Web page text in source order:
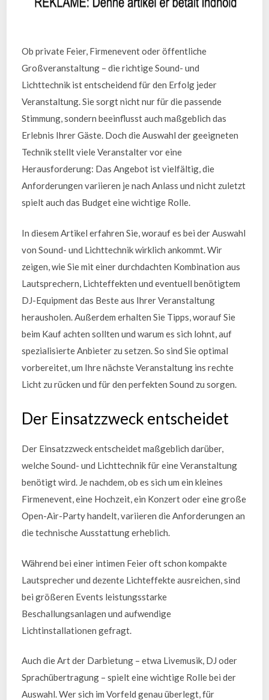
Ob private Feier, Firmenevent oder öffentliche
Großveranstaltung – die richtige Sound- und
Lichttechnik ist entscheidend für den Erfolg jeder
Veranstaltung. Sie sorgt nicht nur für die passende
Stimmung, sondern beeinflusst auch maßgeblich das
Erlebnis Ihrer Gäste. Doch die Auswahl der geeigneten
Technik stellt viele Veranstalter vor eine
Herausforderung: Das Angebot ist vielfältig, die
Anforderungen variieren je nach Anlass und nicht zuletzt
spielt auch das Budget eine wichtige Rolle.
In diesem Artikel erfahren Sie, worauf es bei der Auswahl
von Sound- und Lichttechnik wirklich ankommt. Wir
zeigen, wie Sie mit einer durchdachten Kombination aus
Lautsprechern, Lichteffekten und eventuell benötigtem
DJ-Equipment das Beste aus Ihrer Veranstaltung
herausholen. Außerdem erhalten Sie Tipps, worauf Sie
beim Kauf achten sollten und warum es sich lohnt, auf
spezialisierte Anbieter zu setzen. So sind Sie optimal
vorbereitet, um Ihre nächste Veranstaltung ins rechte
Licht zu rücken und für den perfekten Sound zu sorgen.
Der Einsatzzweck entscheidet
Der Einsatzzweck entscheidet maßgeblich darüber,
welche Sound- und Lichttechnik für eine Veranstaltung
benötigt wird. Je nachdem, ob es sich um ein kleines
Firmenevent, eine Hochzeit, ein Konzert oder eine große
Open-Air-Party handelt, variieren die Anforderungen an
die technische Ausstattung erheblich.
Während bei einer intimen Feier oft schon kompakte
Lautsprecher und dezente Lichteffekte ausreichen, sind
bei größeren Events leistungsstarke
Beschallungsanlagen und aufwendige
Lichtinstallationen gefragt.
Auch die Art der Darbietung – etwa Livemusik, DJ oder
Sprachübertragung – spielt eine wichtige Rolle bei der
Auswahl. Wer sich im Vorfeld genau überlegt, für